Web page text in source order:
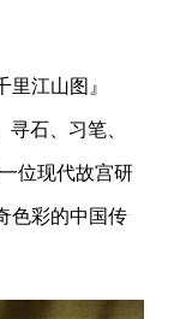
江山图』
石、习笔、
位现代故宫研
色彩的中国传